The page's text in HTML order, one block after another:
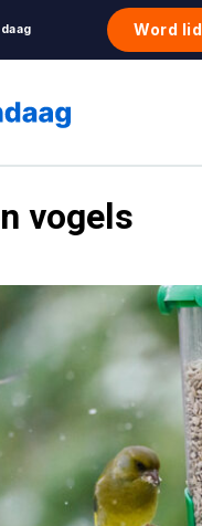
Word lid
vogels